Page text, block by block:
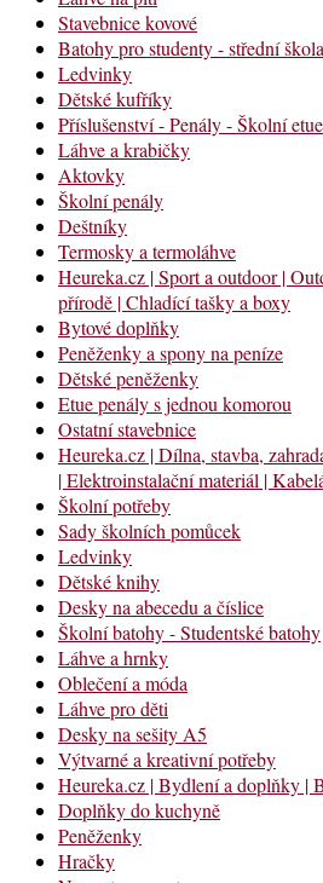
Stavebnice kovové
Batohy pro studenty - střední škola
Ledvinky
Dětské kufříky
Příslušenství - Penály - Školní etue
Láhve a krabičky
Aktovky
Školní penály
Deštníky
Termosky a termoláhve
Heureka.cz | Sport a outdoor |
přírodě | Chladící tašky a boxy
Bytové doplňky
Peněženky a spony na peníze
Dětské peněženky
Etue penály s jednou komorou
Ostatní stavebnice
Heureka.cz | Dílna, stavba,
| Elektroinstalační materiál |
Školní potřeby
Sady školních pomůcek
Ledvinky
Dětské knihy
Desky na abecedu a číslice
Školní batohy - Studentské batohy
Láhve a hrnky
Oblečení a móda
Láhve pro děti
Desky na sešity A5
Výtvarné a kreativní potřeby
Heureka.cz | Bydlení a doplňky |
Doplňky do kuchyně
Peněženky
Hračky